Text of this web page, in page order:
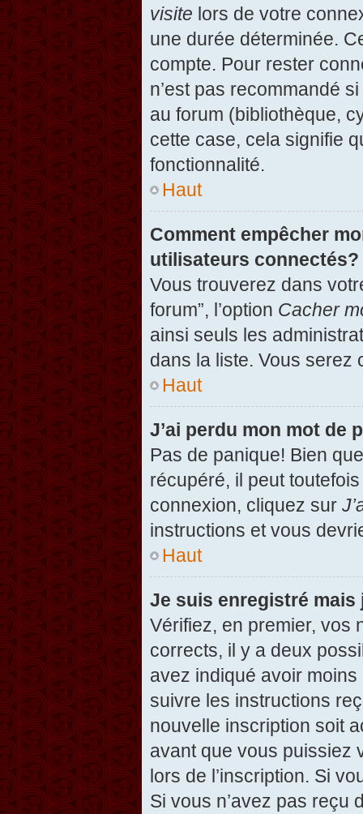
visite lors de votre
une durée déterminée.
compte. Pour rester
n’est pas recommandé
au forum (bibliothèque,
cette case, cela signifie
fonctionnalité.
Haut
Comment empêcher
utilisateurs connectés?
Vous trouverez dans
forum”, l’option Cacher
ainsi seuls les
dans la liste. Vous serez
Haut
J’ai perdu mon mot de
Pas de panique! Bien
récupéré, il peut
connexion, cliquez sur
instructions et vous
Haut
Je suis enregistré mais
Vérifiez, en premier, vos
corrects, il y a deux
avez indiqué avoir
suivre les instructions
nouvelle inscription soit
avant que vous puissiez
lors de l’inscription. Si
Si vous n’avez pas reçu